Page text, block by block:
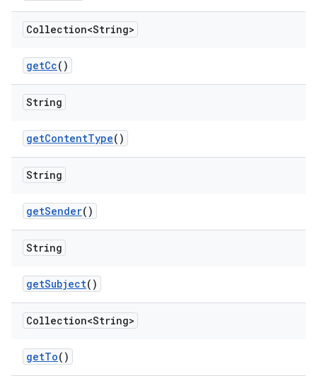
Collection<String>
getCc()
String
getContentType()
String
getSender()
String
getSubject()
Collection<String>
getTo()